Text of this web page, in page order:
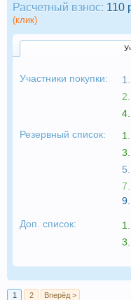
Расчетный взнос: 110
(клик)
Участники покупки:
4.
Резервный список:
1.
3.
9.
Доп. список: 1.
3.
1 2 Вперёд >